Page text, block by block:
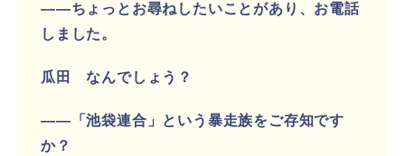
――ちょっとお尋ねしたいことがあり、お電話
しました。
瓜田 なんでしょう？
――「池袋連合」という暴走族をご存知です
か？